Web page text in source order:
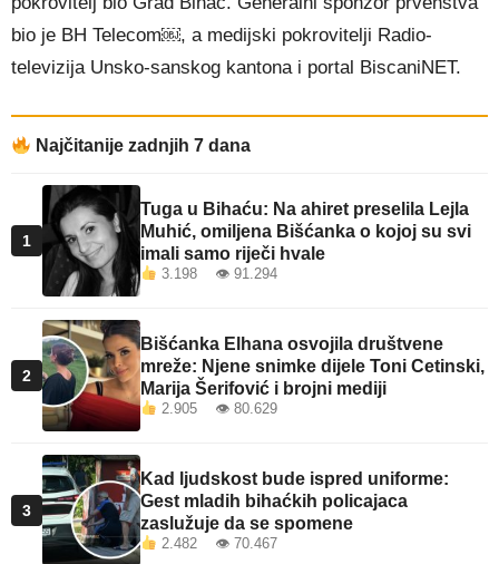
bio je BH Telecom￼, a medijski pokrovitelji Radio-
televizija Unsko-sanskog kantona i portal BiscaniNET.
Najčitanije zadnjih 7 dana
1
Tuga u Bihaću: Na ahiret preselila Lejla
Muhić, omiljena Bišćanka o kojoj su svi
imali samo riječi hvale
3.198 👁 91.294
2
Bišćanka Elhana osvojila društvene
mreže: Njene snimke dijele Toni Cetinski,
Marija Šerifović i brojni mediji
2.905 👁 80.629
3
Kad ljudskost bude ispred uniforme:
Gest mladih bihaćkih policajaca
zaslužuje da se spomene
2.482 👁 70.467